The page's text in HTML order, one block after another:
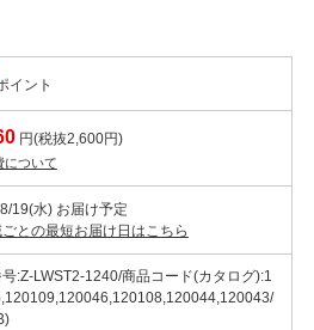
イント
円(税抜2,600円)
について
19(水) お届け予定
との最短お届け日はこちら
:Z-LWST2-1240/商品コード(カタログ):1